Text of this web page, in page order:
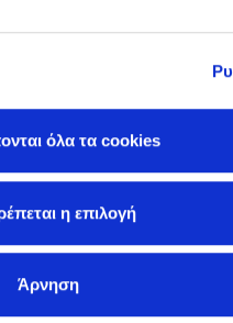
όλα τα cookies
η επιλογή
Άρνηση